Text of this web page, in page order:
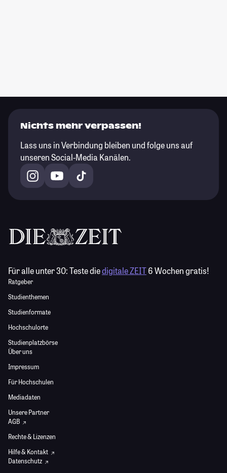
Nichts mehr verpassen!
Lass uns in Verbindung bleiben und folge uns auf
unseren Social-Media Kanälen.
Für alle unter 30:Teste diedigitale ZEIT6 Wochen gratis!
Ratgeber
Studienthemen
Studienformate
Hochschulorte
Studienplatzbörse
Über uns
Impressum
Für Hochschulen
Mediadaten
Unsere Partner
AGB
Rechte & Lizenzen
Hilfe & Kontakt
Datenschutz